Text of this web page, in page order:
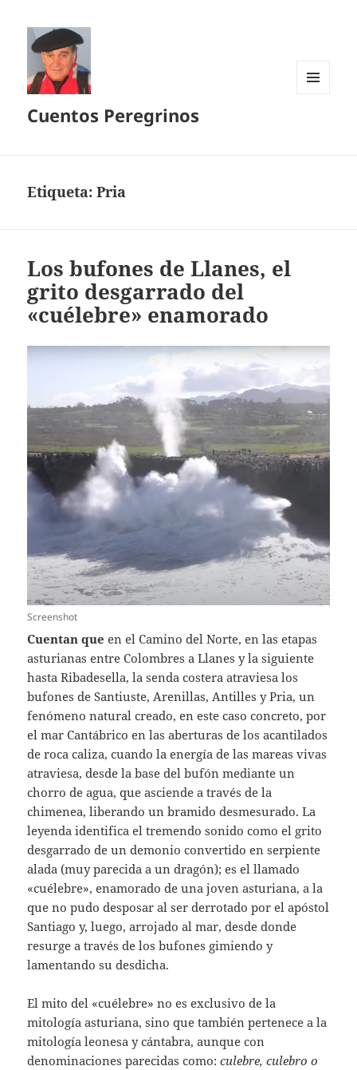
Cuentos Peregrinos
Etiqueta:Pria
Los bufones de Llanes, el
grito desgarrado del
«cuélebre» enamorado
Screenshot
Cuentan que en el Camino del Norte, en las etapas
asturianas entre Colombres a Llanes y la siguiente
hasta Ribadesella, la senda costera atraviesa los
bufones de Santiuste, Arenillas, Antilles y Pria, un
fenómeno natural creado, en este caso concreto, por
el mar Cantábrico en las aberturas de los acantilados
de roca caliza, cuando la energía de las mareas vivas
atraviesa, desde la base del bufón mediante un
chorro de agua, que asciende a través de la
chimenea, liberando un bramido desmesurado. La
leyenda identifica el tremendo sonido como el grito
desgarrado de un demonio convertido en serpiente
alada (muy parecida a un dragón); es el llamado
«cuélebre», enamorado de una joven asturiana, a la
que no pudo desposar al ser derrotado por el apóstol
Santiago y, luego, arrojado al mar, desde donde
resurge a través de los bufones gimiendo y
lamentando su desdicha.
El mito del «cuélebre» no es exclusivo de la
mitología asturiana, sino que también pertenece a la
mitología leonesa y cántabra, aunque con
denominaciones parecidas como:culebre, culebro o